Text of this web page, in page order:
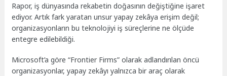
Rapor, iş dünyasında rekabetin doğasının değiştiğine işaret
ediyor. Artık fark yaratan unsur yapay zekâya erişim değil;
organizasyonların bu teknolojiyi iş süreçlerine ne ölçüde
entegre edilebildiği.
Microsoft’a göre “Frontier Firms” olarak adlandırılan öncü
organizasyonlar, yapay zekâyı yalnızca bir araç olarak